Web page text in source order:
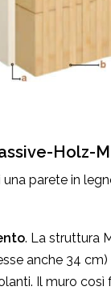
Holz-
parete in
. La struttura
anche 34
Il muro